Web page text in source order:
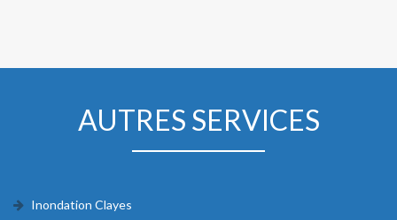
AUTRES SERVICES
Inondation Clayes